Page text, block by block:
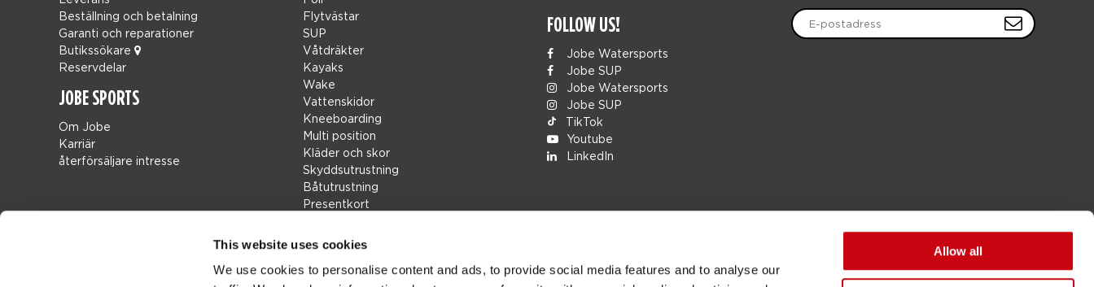
This website uses cookies
We use cookies to personalise content and ads, to provide social media features and to analyse our
Allow all
Beställning och betalning
Garanti och reparationer
Butikssökare
Reservdelar
JOBE SPORTS
Om Jobe
Karriär
återförsäljare intresse
Flytvästar
SUP
Våtdräkter
Kayaks
Wake
Vattenskidor
Kneeboarding
Multi position
Kläder och skor
Skyddsutrustning
Båtutrustning
Presentkort
Collaborations
FOLLOW US!
Jobe Watersports
Jobe SUP
Jobe Watersports
Jobe SUP
TikTok
Youtube
LinkedIn